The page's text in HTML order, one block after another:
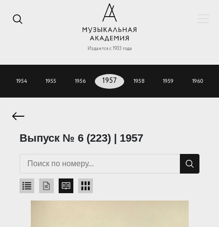
Издается с 1933 года
1954 1955 1956 1957 1958 1959 1960
Выпуск № 6 (223) | 1957